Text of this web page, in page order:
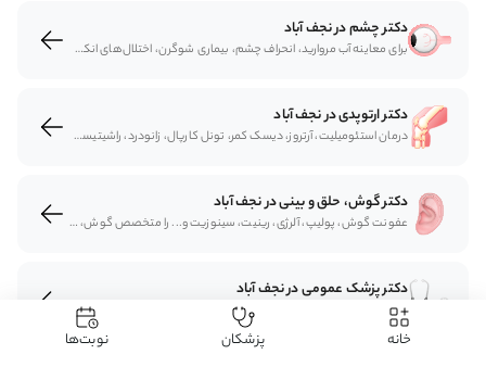
دکتر چشم در نجف آباد
برای معاینه آب مروارید، انحراف چشم، بیماری شوگرن، اختلال‌های انكساری به چشم‌پزشک مراجعه می‌شود . چشم‌پزشکان با تشخیص و انتخاب روش‌های مختلف مشکلات دستگاه چشمی را بررسی و درمان می‌کنند. دریافت نوبت متخصص چشم با سایت دکتردکتر به‌شکل اینترنتی برایتان مقدور است.
دکتر ارتوپدی در نجف آباد
درمان استئومیلیت، آرتروز، دیسک کمر، تونل کارپال، زانودرد، راشیتیسم، پای چنبری و... به‌عهده ارتوپدها است. متخصصان ارتوپدی وضعیت و مشکلات استخوان و مفاصل را بررسی و درمان می‌کنند. برای دریافت نوبت متخصص ارتوپدی می‌توانید از سایت دکتردکتر نوبت اینترنتی بگیرید.
دکتر گوش، حلق و بینی در نجف آباد
عفونت گوش، پولیپ، آلرژی، رینیت، سینوزیت و... را متخصص گوش‌، حلق و بینی درمان می‌کند. متخصصان گوش، حلق و بینی مشکلات دستگاه تنفس و راه‌های هوایی را شناسایی و درمان می‌کنند. دریافت نوبت متخصص گوش، حلق و بینی به‌طور اینترنتی با مراجعه به سایت دکتردکتر امکان‌پذیر است.
دکتر پزشک عمومی در نجف آباد
بیماری‌هایی مانند فشار خون، ذات‌الریه و مشکلات کبد با مراجعه به پزشک عمومی درمان می‌شوند. پزشکان عمومی طیف وسیعی از بیماری‌های مختلف را تشخیص می‌دهند و درمان می‌کنند. برای دریافت نوبت پزشک عمومی به سایت دکتردکتر مراجعه کنید و نوبت بگیرید.
خانه پزشکان نوبت‌ها